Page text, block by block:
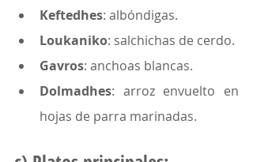
Keftedhes: albóndigas.
Loukaniko: salchichas de cerdo.
Gavros: anchoas blancas.
Dolmadhes: arroz envuelto en
hojas de parra marinadas.